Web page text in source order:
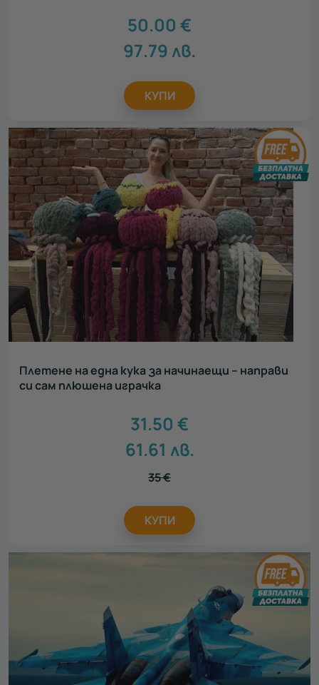
50.00 €
97.79 лв.
КУПИ
Плетене на една кука за начинаещи – направи
си сам плюшена играчка
31.50 €
61.61 лв.
35€
КУПИ